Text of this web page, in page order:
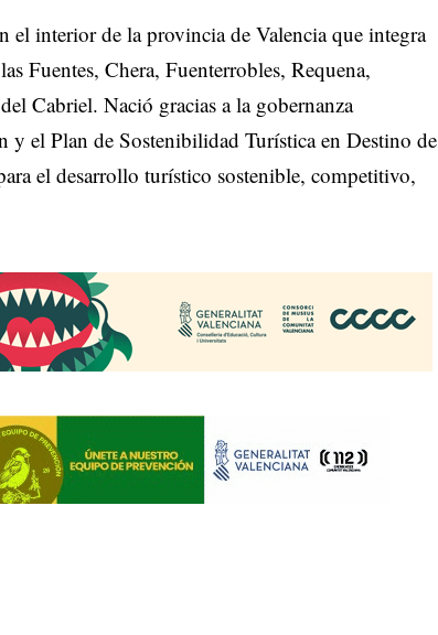
el interior de la provincia de Valencia que integra
Fuentes, Chera, Fuenterrobles, Requena,
Cabriel. Nació gracias a la gobernanza
el Plan de Sostenibilidad Turística en Destino de
el desarrollo turístico sostenible, competitivo,